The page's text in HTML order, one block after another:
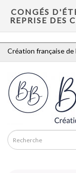
CONGÉS
REPRISE DES
Création française de